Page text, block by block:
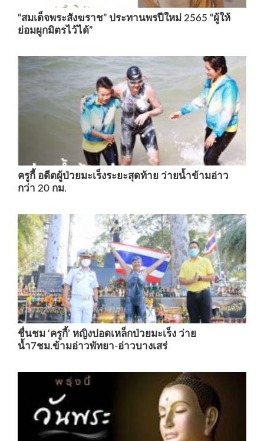
“สมเด็จพระสังฆราช” ประทานพรปีใหม่ 2565 “ผู้ให้
ย่อมผูกมิตรไว้ได้”
ครูกี้ อดีตผู้ป่วยมะเร็งระยะสุดท้าย ว่ายน้ำข้ามอ่าว
กว่า 20 กม.
ชื่นชม ‘ครูกี้’ หญิงปอดเหล็กป่วยมะเร็ง ว่าย
น้ำ7ชม.ข้ามอ่าวพัทยา-อ่าวบางเสร่